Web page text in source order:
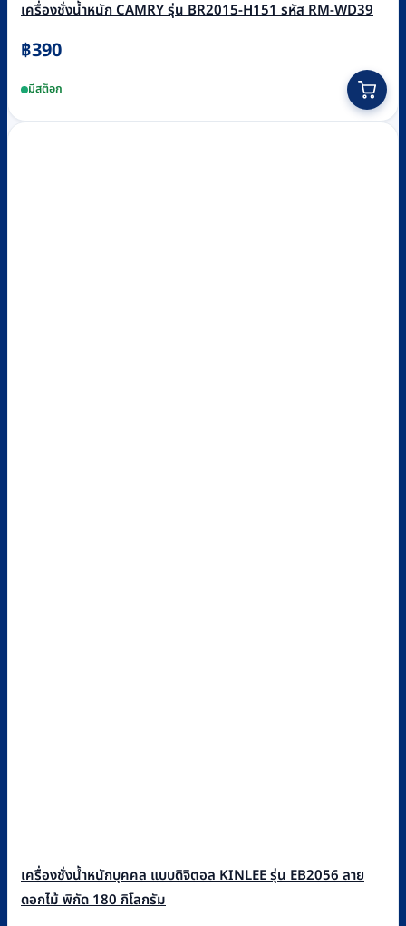
เครื่องชั่งน้ำหนัก CAMRY รุ่น BR2015-H151 รหัส RM-WD39
฿390
มีสต็อก
เครื่องชั่งน้ำหนักบุคคล แบบดิจิตอล KINLEE รุ่น EB2056 ลาย
ดอกไม้ พิกัด 180 กิโลกรัม